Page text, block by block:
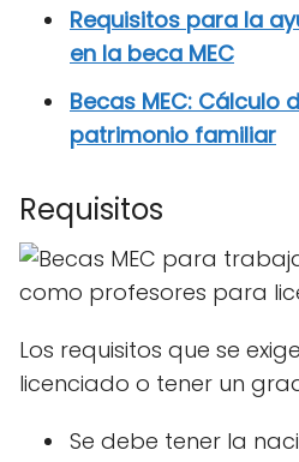
Requisitos para la
en la beca MEC
Becas MEC: Cálculo
patrimonio familiar
Requisitos
Los requisitos que se
licenciado o tener un
Se debe tener la